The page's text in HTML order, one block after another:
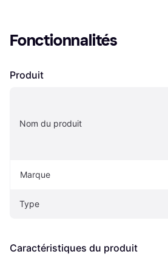
Fonctionnalités
Produit
Nom du produit
Marque
Type
Caractéristiques du produit